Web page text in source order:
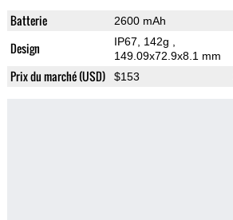
Batterie 2600 mAh
Design IP67, 142g
149.09x72.9x8.1 mm
Prix du marché (USD) $153